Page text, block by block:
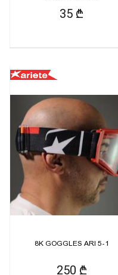
35 ₾
8K GOGGLES ARI 5-1
250 ₾